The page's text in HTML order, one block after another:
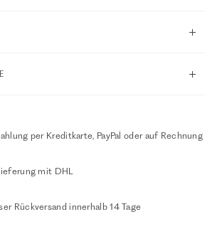
per Kreditkarte, PayPal oder auf Rechnung
mit DHL
Rückversand innerhalb 14 Tage